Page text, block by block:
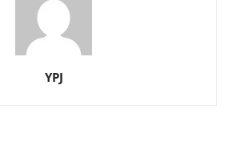
YPJ